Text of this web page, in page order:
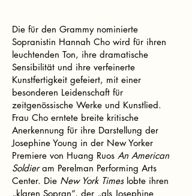
Die für den Grammy nominierte
Sopranistin Hannah Cho wird für ihren
leuchtenden Ton, ihre dramatische
Sensibilität und ihre verfeinerte
Kunstfertigkeit gefeiert, mit einer
besonderen Leidenschaft für
zeitgenössische Werke und Kunstlied.
Frau Cho erntete breite kritische
Anerkennung für ihre Darstellung der
Josephine Young in der New Yorker
Premiere von Huang Ruos An American
Soldieram Perelman Performing Arts
Center. Die New York Timeslobte ihren
„klaren Sopran“, der „als Josephine